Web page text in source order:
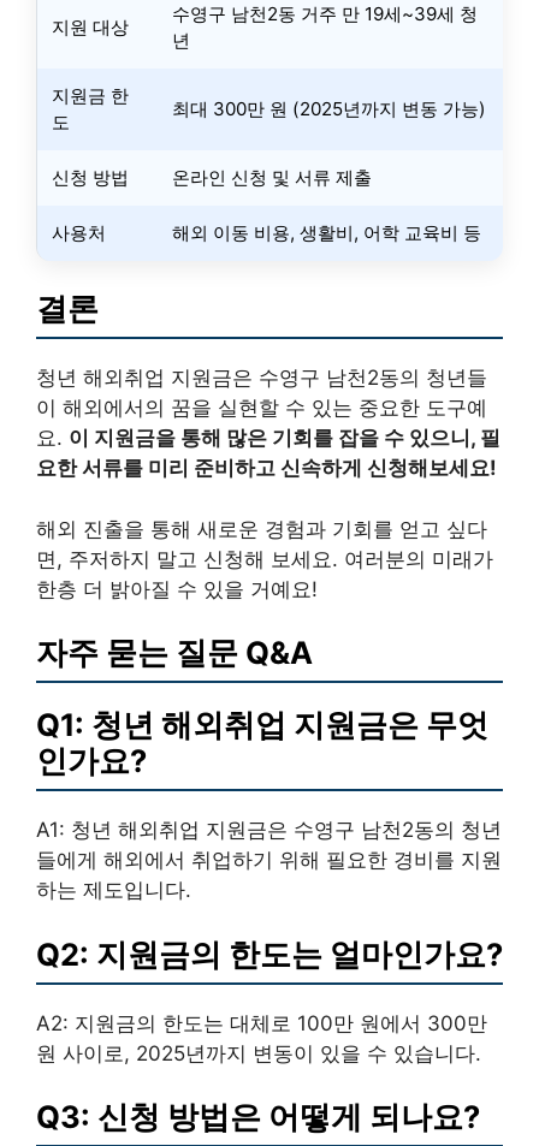
지원 대상
수영구 남천2동 거주 만 19세~39세 청
년
지원금 한
도
최대 300만 원 (2025년까지 변동 가능)
신청 방법 온라인 신청 및 서류 제출
사용처 해외 이동 비용, 생활비, 어학 교육비 등
결론
청년 해외취업 지원금은 수영구 남천2동의 청년들
이 해외에서의 꿈을 실현할 수 있는 중요한 도구예
요. 이 지원금을 통해 많은 기회를 잡을 수 있으니, 필
요한 서류를 미리 준비하고 신속하게 신청해보세요!
해외 진출을 통해 새로운 경험과 기회를 얻고 싶다
면, 주저하지 말고 신청해 보세요. 여러분의 미래가
한층 더 밝아질 수 있을 거예요!
자주 묻는 질문 Q&A
Q1: 청년 해외취업 지원금은 무엇
인가요?
A1: 청년 해외취업 지원금은 수영구 남천2동의 청년
들에게 해외에서 취업하기 위해 필요한 경비를 지원
하는 제도입니다.
Q2: 지원금의 한도는 얼마인가요?
A2: 지원금의 한도는 대체로 100만 원에서 300만
원 사이로, 2025년까지 변동이 있을 수 있습니다.
Q3: 신청 방법은 어떻게 되나요?